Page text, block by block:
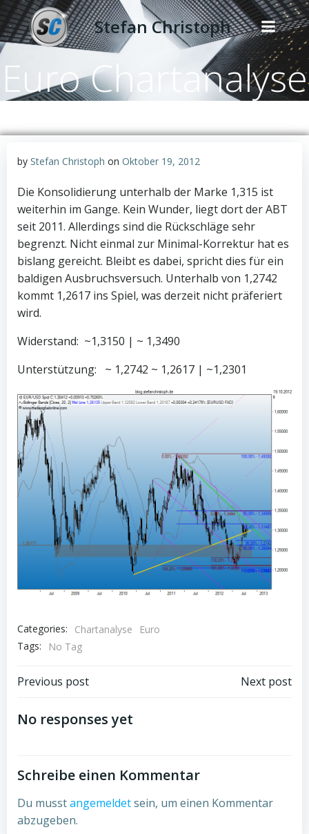
Zum
Inhalt
springen
Stefan Christoph
Euro Chartanalyse
by Stefan Christoph on Oktober 19, 2012
Die Konsolidierung unterhalb der Marke 1,315 ist
weiterhin im Gange. Kein Wunder, liegt dort der ABT
seit 2011. Allerdings sind die Rückschläge sehr
begrenzt. Nicht einmal zur Minimal-Korrektur hat es
bislang gereicht. Bleibt es dabei, spricht dies für ein
baldigen Ausbruchsversuch. Unterhalb von 1,2742
kommt 1,2617 ins Spiel, was derzeit nicht präferiert
wird.
Widerstand: ~1,3150 | ~ 1,3490
Unterstützung: ~ 1,2742 ~ 1,2617 | ~1,2301
Categories: Chartanalyse
Euro
Tags:
No Tag
Post
navigation
Previous post Next post
No responses yet
Schreibe einen Kommentar
Du musstangemeldetsein, um einen Kommentar
abzugeben.